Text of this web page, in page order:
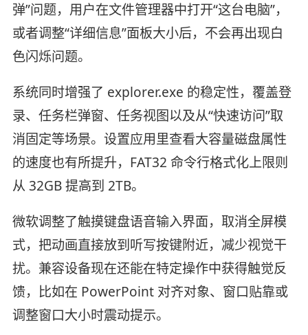
弹”问题，用户在文件管理器中打开“这台电脑”，
或者调整“详细信息”面板大小后，不会再出现白
色闪烁问题。
系统同时增强了 explorer.exe 的稳定性，覆盖登
录、任务栏弹窗、任务视图以及从“快速访问”取
消固定等场景。设置应用里查看大容量磁盘属性
的速度也有所提升，FAT32 命令行格式化上限则
从 32GB 提高到 2TB。
微软调整了触摸键盘语音输入界面，取消全屏模
式，把动画直接放到听写按键附近，减少视觉干
扰。兼容设备现在还能在特定操作中获得触觉反
馈，比如在 PowerPoint 对齐对象、窗口贴靠或
调整窗口大小时震动提示。